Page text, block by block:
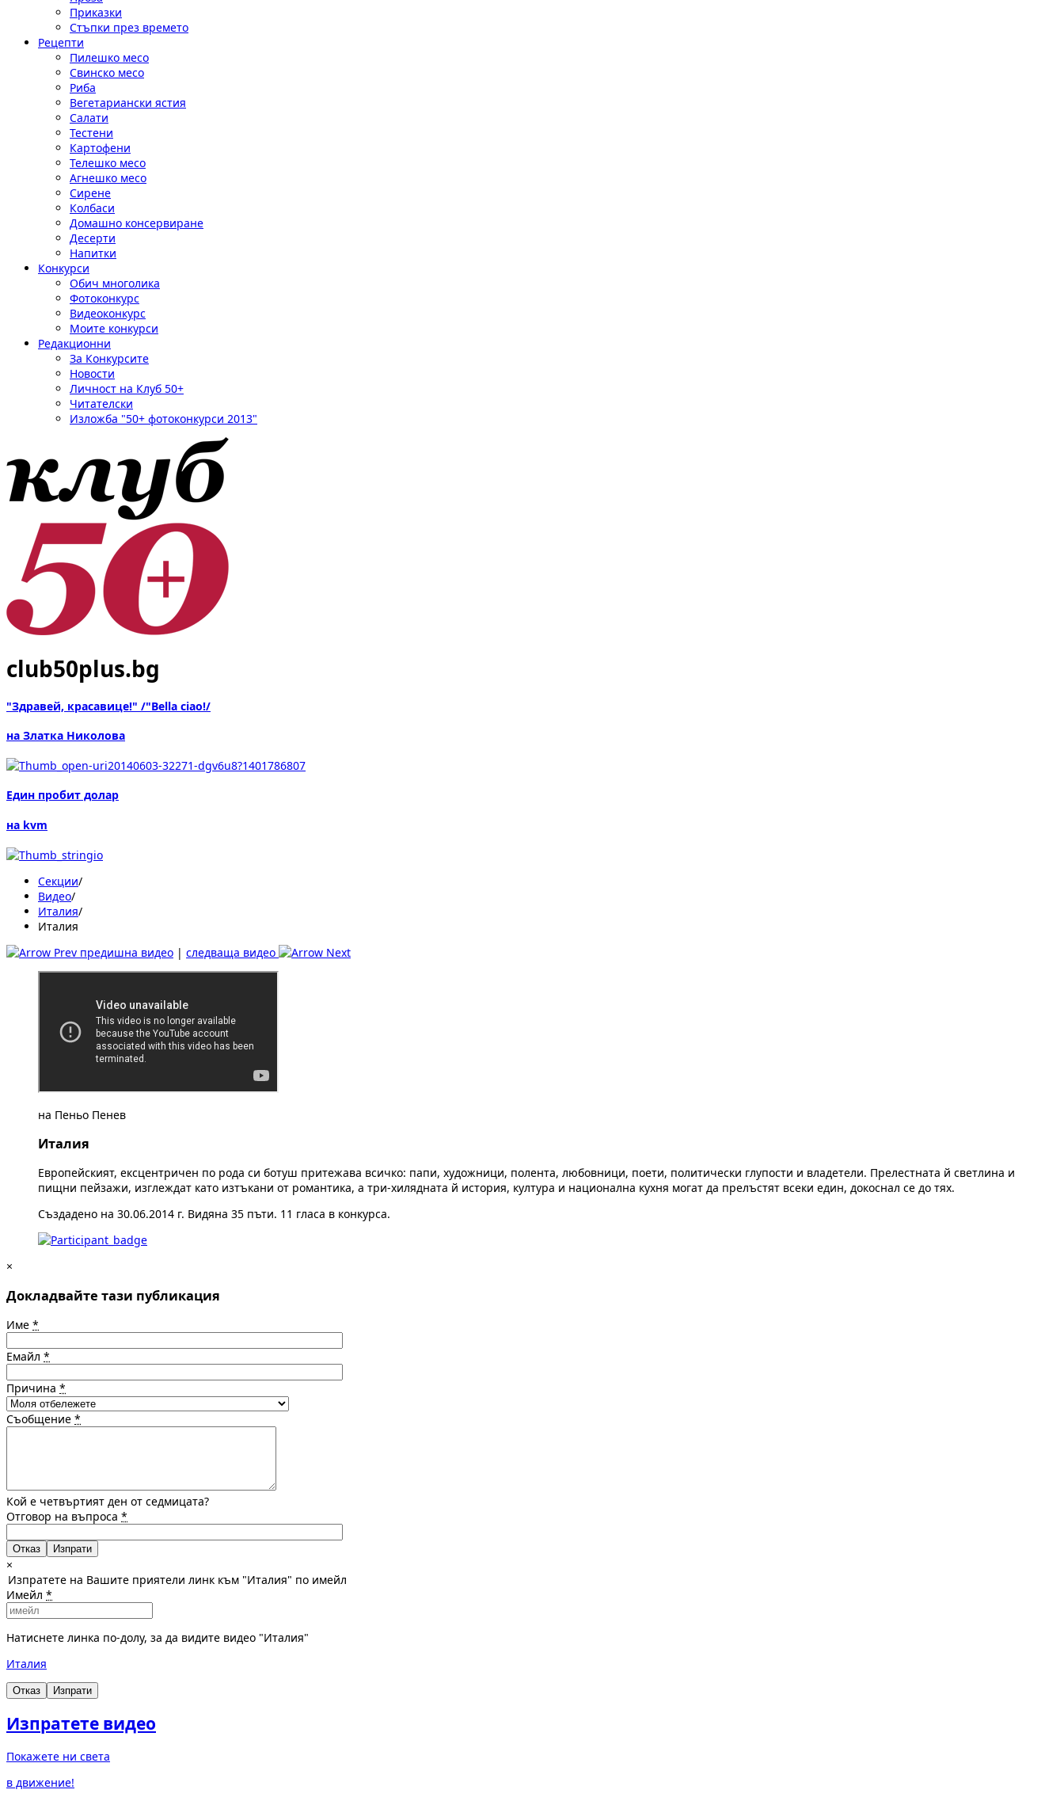
Приказки
Стъпки през времето
Рецепти
Пилешко месо
Свинско месо
Риба
Вегетариански ястия
Салати
Тестени
Картофени
Телешко месо
Агнешко месо
Сирене
Колбаси
Домашно консервиране
Десерти
Напитки
Конкурси
Обич многолика
Фотоконкурс
Видеоконкурс
Моите конкурси
Редакционни
За Конкурсите
Новости
Личност на Клуб 50+
Читателски
Изложба "50+ фотоконкурси 2013"
club50plus.bg
"Здравей, красавице!" /"Bella ciao!/
на Златка Николова
Един пробит долар
на kvm
Секции/
Видеo/
Италия/
Италия
предишна видео | следваща видео
на Пеньо Пенев
Италия
Европейският, ексцентричен по рода си ботуш притежава всичко: папи, художници, полента, любовници, поети, политически глупости и владетели. Прелестната й светлина и
пищни пейзажи, изглеждат като изтъкани от романтика, а три-хилядната й история, култура и национална кухня могат да прелъстят всеки един, докоснал се до тях.
Създадено на 30.06.2014 г. Видяна 35 пъти. 11 гласа в конкурса.
×
Докладвайте тази публикация
Име *
Емайл *
Причина *
Съобщение *
Кой е четвъртият ден от седмицата?
Отговор на въпроса *
Отказ
×
Изпратете на Вашите приятели линк към "Италия" по имейл
Имейл *
Натиснете линка по-долу, за да видите видео "Италия"
Италия
Отказ Изпрати
Изпратете видео
Покажете ни света
в движение!